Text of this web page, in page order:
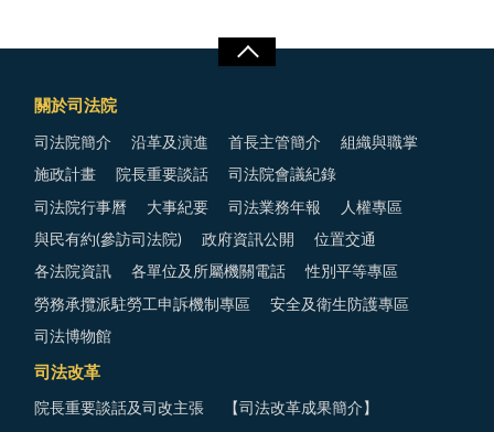
關於司法院
司法院簡介 沿革及演進 首長主管簡介 組織與職掌
施政計畫 院長重要談話 司法院會議紀錄
司法院行事曆 大事紀要 司法業務年報 人權專區
與民有約(參訪司法院) 政府資訊公開 位置交通
各法院資訊 各單位及所屬機關電話 性別平等專區
勞務承攬派駐勞工申訴機制專區 安全及衛生防護專區
司法博物館
司法改革
院長重要談話及司改主張 【司法改革成果簡介】